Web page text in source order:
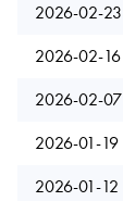
2026-02-23
2026-02-16
2026-02-07
2026-01-19
2026-01-12